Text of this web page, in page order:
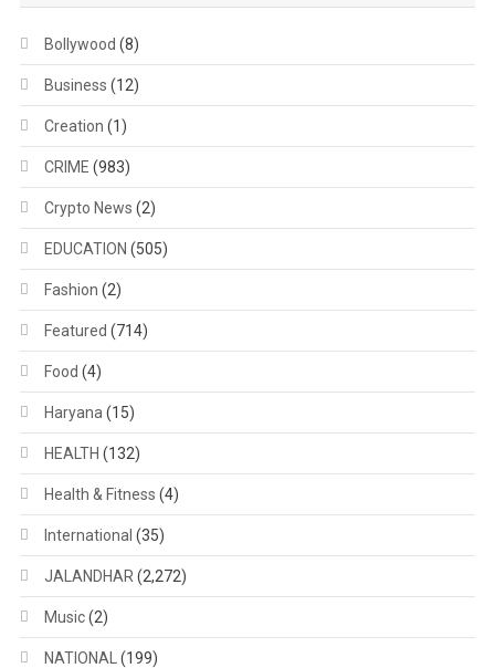
Bollywood (8)
Business (12)
Creation (1)
CRIME (983)
Crypto News (2)
EDUCATION (505)
Fashion (2)
Featured (714)
Food (4)
Haryana (15)
HEALTH (132)
Health & Fitness (4)
International (35)
JALANDHAR (2,272)
Music(2)
NATIONAL (199)